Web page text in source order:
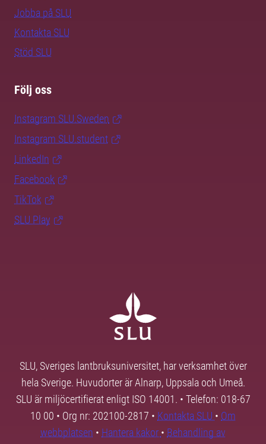
Jobba på SLU
Kontakta SLU
Stöd SLU
Följ oss
Instagram SLU.Sweden
Instagram SLU.student
LinkedIn
Facebook
TikTok
SLU Play
SLU, Sveriges lantbruksuniversitet, har verksamhet över
hela Sverige. Huvudorter är Alnarp, Uppsala och Umeå.
SLU är miljöcertifierat enligt ISO 14001. • Telefon: 018-67
10 00 • Org nr: 202100-2817 • Kontakta SLU • Om
webbplatsen • Hantera kakor • Behandling av